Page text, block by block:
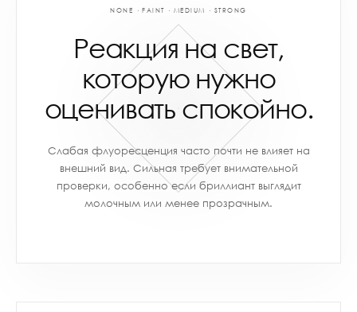
NONE · FAINT · MEDIUM · STRONG
Реакция на свет,
которую нужно
оценивать спокойно.
Слабая флуоресценция часто почти не влияет на
внешний вид. Сильная требует внимательной
проверки, особенно если бриллиант выглядит
молочным или менее прозрачным.